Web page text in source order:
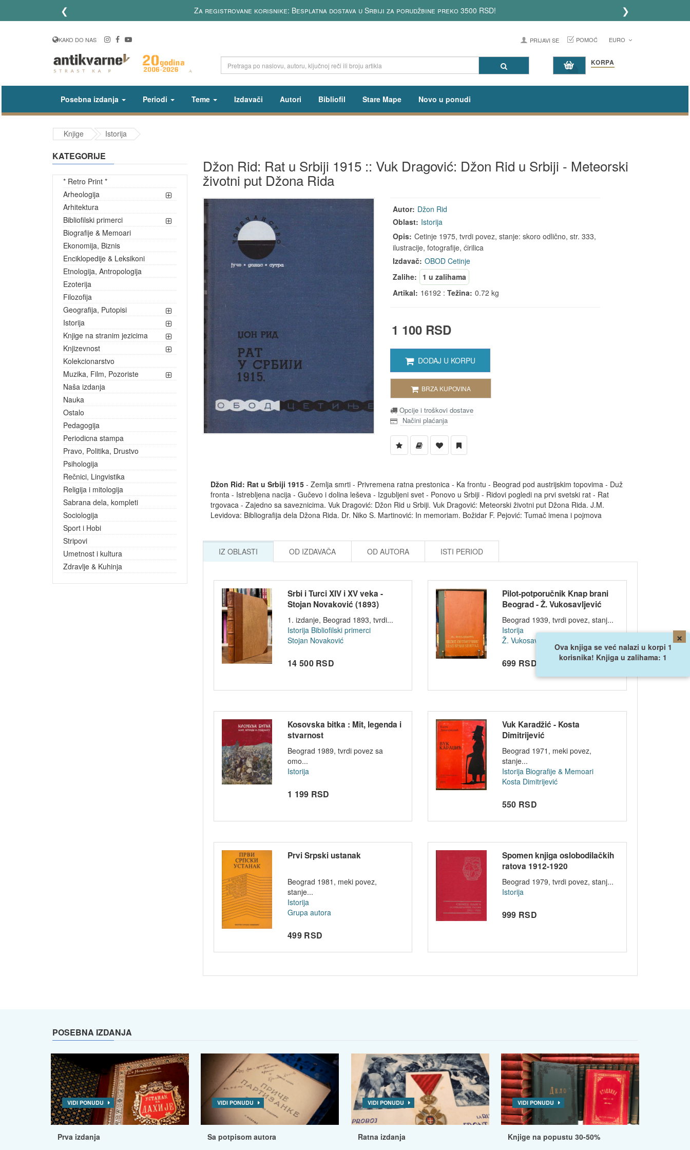
❮ Za registrovane korisnike: Besplatna dostava u Srbiji za porudžbine preko 3500 RSD! ❯
KAKO DO NAS PRIJAVI SE POMOĆ EURO
KORPA
Posebna izdanja Periodi Teme Izdavači Autori Bibliofil Stare Mape Novo u ponudi
Knjige Istorija
KATEGORIJE
* Retro Print *
Arheologija
Arhitektura
Bibliofilski primerci
Biografije & Memoari
Ekonomija, Biznis
Enciklopedije & Leksikoni
Etnologija, Antropologija
Ezoterija
Filozofija
Geografija, Putopisi
Istorija
Knjige na stranim jezicima
Knjizevnost
Kolekcionarstvo
Muzika, Film, Pozoriste
Naša izdanja
Nauka
Ostalo
Pedagogija
Periodicna stampa
Pravo, Politika, Drustvo
Psihologija
Rečnici, Lingvistika
Religija i mitologija
Sabrana dela, kompleti
Sociologija
Sport i Hobi
Stripovi
Umetnost i kultura
Zdravlje & Kuhinja
Džon Rid: Rat u Srbiji 1915 :: Vuk Dragović: Džon Rid u Srbiji - Meteorski
životni put Džona Rida
Autor: Džon Rid
Oblast: Istorija
Opis: Cetinje 1975, tvrdi povez, stanje: skoro odlično, str. 333,
ilustracije, fotografije, ćirilica
Izdavač: OBOD Cetinje
Zalihe:
1 u zalihama
Artikal: 16192 :Težina: 0.72 kg
1 100 RSD
DODAJ U KORPU
BRZA KUPOVINA
Opcije i troškovi dostave
Načini plaćanja
Džon Rid: Rat u Srbiji 1915- Zemlja smrti - Privremena ratna prestonica - Ka frontu - Beograd pod austrijskim topovima - Duž
fronta - Istrebljena nacija - Gučevo i dolina leševa - Izgubljeni svet - Ponovo u Srbiji - Ridovi pogledi na prvi svetski rat - Rat
trgovaca - Zajedno sa saveznicima. Vuk Dragović: Džon Rid u Srbiji. Vuk Dragović: Meteorski životni put Džona Rida. J.M.
Levidova: Bibliografija dela Džona Rida. Dr. Niko S. Martinović: In memoriam. Božidar F. Pejović: Tumač imena i pojmova
IZ OBLASTI OD IZDAVAČA OD AUTORA ISTI PERIOD
Srbi i Turci XIV i XV veka -
Stojan Novaković (1893)
1. izdanje, Beograd 1893, tvrdi...
Istorija Bibliofilski primerci
Stojan Novaković
14 500 RSD
Pilot-potporučnik Knap brani
Beograd - Ž. Vukosavljević
1939
Beograd 1939, tvrdi povez, stanj...
Istorija
Ž. Vukosavljević
699 RSD
Kosovska bitka : Mit, legenda i
stvarnost
Beograd 1989, tvrdi povez sa
omo...
Istorija
1 199 RSD
Vuk Karadžić - Kosta
Dimitrijević
Beograd 1971, meki povez,
stanje...
Istorija Biografije & Memoari
Kosta Dimitrijević
550 RSD
Prvi Srpski ustanak
Beograd 1981, meki povez,
stanje...
Istorija
Grupa autora
499 RSD
Spomen knjiga oslobodilačkih
ratova 1912-1920
Beograd 1979, tvrdi povez, stanj...
Istorija
999 RSD
×
Ova knjiga se već nalazi u korpi 1
korisnika! Knjiga u zalihama: 1
POSEBNA IZDANJA
VIDI PONUDU
Prva izdanja
VIDI PONUDU
Sa potpisom autora
VIDI PONUDU
Ratna izdanja
VIDI PONUDU
Knjige na popustu 30-50%